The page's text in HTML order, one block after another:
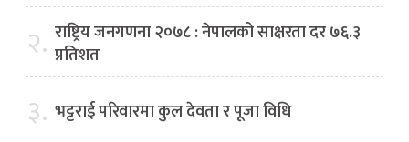
२. राष्ट्रिय जनगणना २०७८ : नेपालको साक्षरता दर ७६.३
प्रतिशत
३. भट्टराई परिवारमा कुल देवता र पूजा विधि